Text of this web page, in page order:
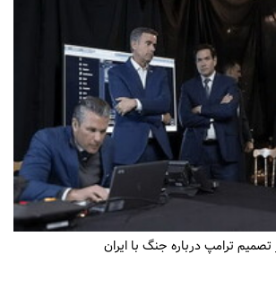
تصمیم ترامپ درباره جنگ با ایران